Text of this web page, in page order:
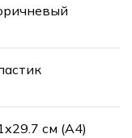
см (А4)